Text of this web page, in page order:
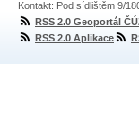
Kontakt: Pod sídlištěm 9/
RSS 2.0 Geoportál
RSS 2.0 Aplikace